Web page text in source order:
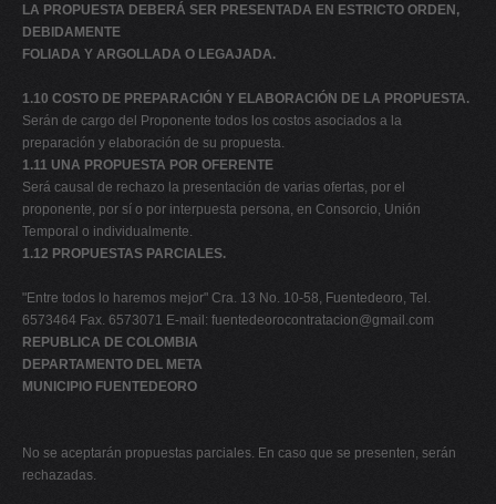
LA PROPUESTA DEBERÁ SER PRESENTADA EN ESTRICTO ORDEN,
DEBIDAMENTE
FOLIADA Y ARGOLLADA O LEGAJADA.
1.10 COSTO DE PREPARACIÓN Y ELABORACIÓN DE LA PROPUESTA.
Serán de cargo del Proponente todos los costos asociados a la
preparación y elaboración de su propuesta.
1.11 UNA PROPUESTA POR OFERENTE
Será causal de rechazo la presentación de varias ofertas, por el
proponente, por sí o por interpuesta persona, en Consorcio, Unión
Temporal o individualmente.
1.12 PROPUESTAS PARCIALES.
"Entre todos lo haremos mejor" Cra. 13 No. 10-58, Fuentedeoro, Tel.
6573464 Fax. 6573071 E-mail: fuentedeorocontratacion@gmail.com
REPUBLICA DE COLOMBIA
DEPARTAMENTO DEL META
MUNICIPIO FUENTEDEORO
No se aceptarán propuestas parciales. En caso que se presenten, serán
rechazadas.